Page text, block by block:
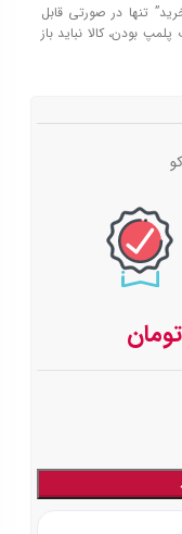
تنها در صورتی قابل
بودن، کالا نباید باز
تومان